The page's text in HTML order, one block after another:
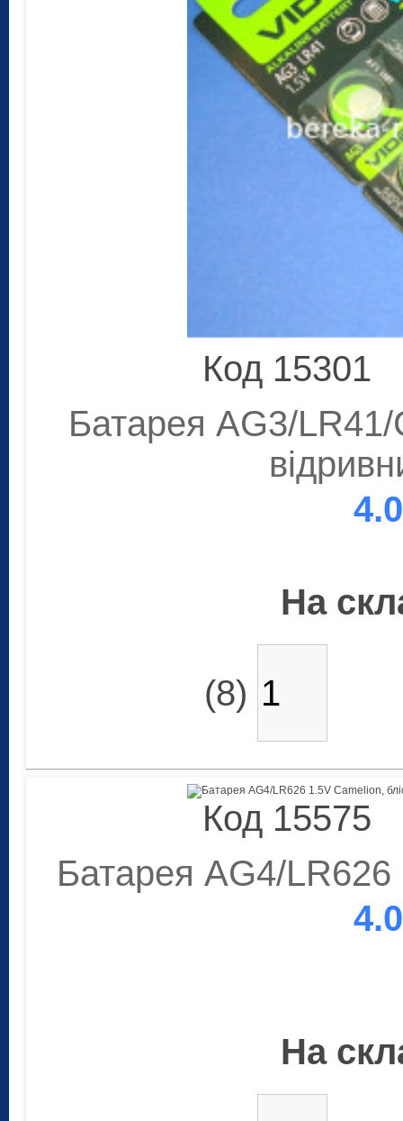
Код 15301
Батарея AG3/
На
(8)
Код 15575
Батарея AG4/LR626
На